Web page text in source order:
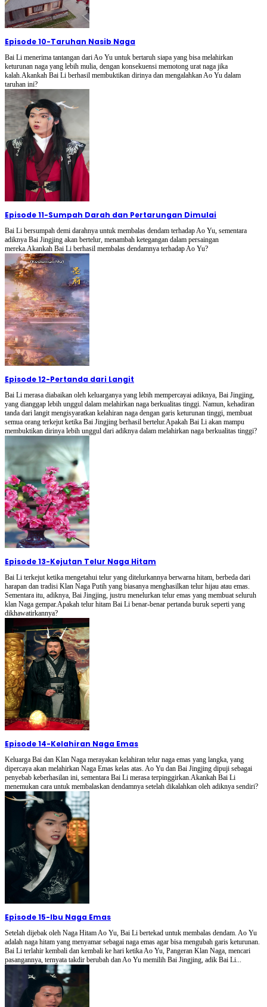
Episode 10-Taruhan Nasib Naga
Bai Li menerima tantangan dari Ao Yu untuk bertaruh siapa yang bisa melahirkan
keturunan naga yang lebih mulia, dengan konsekuensi memotong urat naga jika
kalah.Akankah Bai Li berhasil membuktikan dirinya dan mengalahkan Ao Yu dalam
taruhan ini?
Episode 11-Sumpah Darah dan Pertarungan Dimulai
Bai Li bersumpah demi darahnya untuk membalas dendam terhadap Ao Yu, sementara
adiknya Bai Jingjing akan bertelur, menambah ketegangan dalam persaingan
mereka.Akankah Bai Li berhasil membalas dendamnya terhadap Ao Yu?
Episode 12-Pertanda dari Langit
Bai Li merasa diabaikan oleh keluarganya yang lebih mempercayai adiknya, Bai Jingjing,
yang dianggap lebih unggul dalam melahirkan naga berkualitas tinggi. Namun, kehadiran
tanda dari langit mengisyaratkan kelahiran naga dengan garis keturunan tinggi, membuat
semua orang terkejut ketika Bai Jingjing berhasil bertelur.Apakah Bai Li akan mampu
membuktikan dirinya lebih unggul dari adiknya dalam melahirkan naga berkualitas tinggi?
Episode 13-Kejutan Telur Naga Hitam
Bai Li terkejut ketika mengetahui telur yang ditelurkannya berwarna hitam, berbeda dari
harapan dan tradisi Klan Naga Putih yang biasanya menghasilkan telur hijau atau emas.
Sementara itu, adiknya, Bai Jingjing, justru menelurkan telur emas yang membuat seluruh
klan Naga gempar.Apakah telur hitam Bai Li benar-benar pertanda buruk seperti yang
dikhawatirkannya?
Episode 14-Kelahiran Naga Emas
Keluarga Bai dan Klan Naga merayakan kelahiran telur naga emas yang langka, yang
dipercaya akan melahirkan Naga Emas kelas atas. Ao Yu dan Bai Jingjing dipuji sebagai
penyebab keberhasilan ini, sementara Bai Li merasa terpinggirkan.Akankah Bai Li
menemukan cara untuk membalaskan dendamnya setelah dikalahkan oleh adiknya sendiri?
Episode 15-Ibu Naga Emas
Setelah dijebak oleh Naga Hitam Ao Yu, Bai Li bertekad untuk membalas dendam. Ao Yu
adalah naga hitam yang menyamar sebagai naga emas agar bisa mengubah garis keturunan.
Bai Li terlahir kembali dan kembali ke hari ketika Ao Yu, Pangeran Klan Naga, mencari
pasangannya, ternyata takdir berubah dan Ao Yu memilih Bai Jingjing, adik Bai Li...